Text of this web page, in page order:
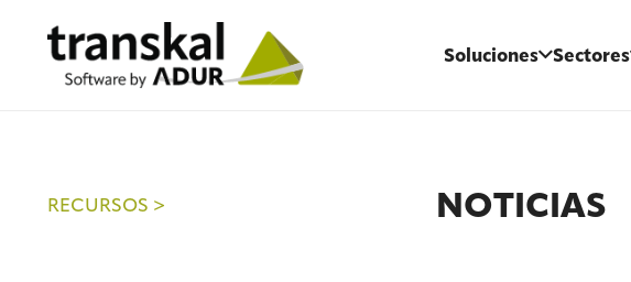
Soluciones Sectores
RECURSOS > NOTICIAS